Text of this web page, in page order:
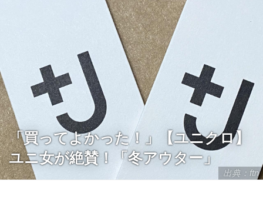
出典：ftn
「買ってよかった！」【ユニクロ】
ユニ女が絶賛！「冬アウター」